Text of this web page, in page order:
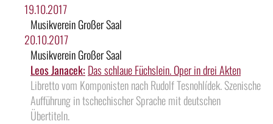
19.10.2017
Musikverein Großer Saal
20.10.2017
Musikverein Großer Saal
Leos Janacek: Das schlaue Füchslein. Oper in drei Akten
Libretto vom Komponisten nach Rudolf Tesnohlídek. Szenische
Aufführung in tschechischer Sprache mit deutschen
Übertiteln.